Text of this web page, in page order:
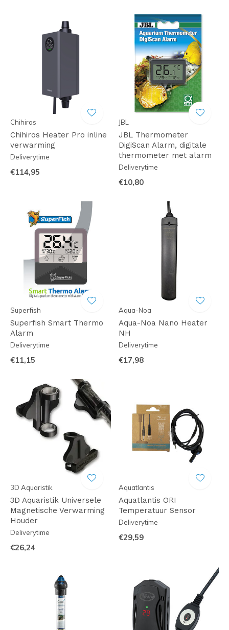
Chihiros
Chihiros Heater Pro inline
verwarming
Deliverytime
€114,95
JBL
JBL Thermometer
DigiScan Alarm, digitale
thermometer met alarm
Deliverytime
€10,80
Superfish
Superfish Smart Thermo
Alarm
Deliverytime
€11,15
Aqua-Noa
Aqua-Noa Nano Heater
NH
Deliverytime
€17,98
3D Aquaristik
3D Aquaristik Universele
Magnetische Verwarming
Houder
Deliverytime
€26,24
Aquatlantis
Aquatlantis ORI
Temperatuur Sensor
Deliverytime
€29,59